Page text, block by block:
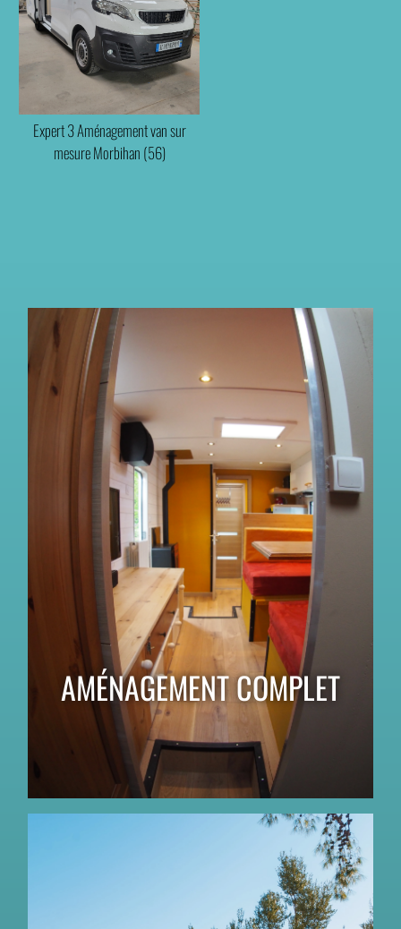
Expert 3 Aménagement van sur
mesure Morbihan (56)
AMÉNAGEMENT COMPLET